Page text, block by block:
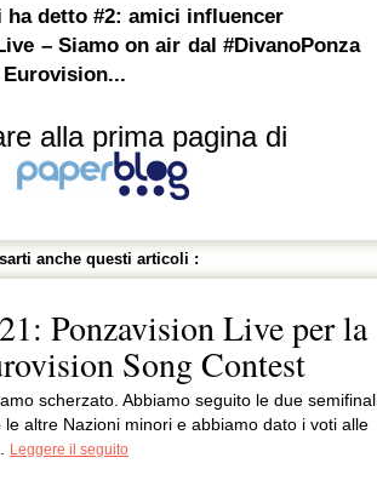
ha detto #2: amici influencer
– Siamo on air dal #DivanoPonza
alla prima pagina di
anche questi articoli :
Ponzavision Live per la
Song Contest
scherzato. Abbiamo seguito le due
le altre Nazioni minori e abbiamo dato i voti alle
Leggere il seguito